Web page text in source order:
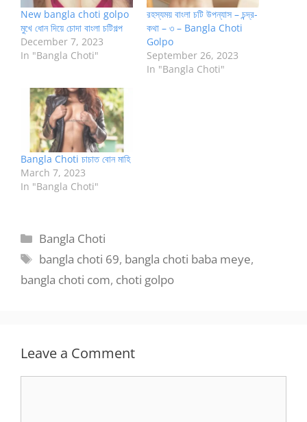
New bangla choti golpo
মুখে ধোন দিয়ে চোদা বাংলা চটিগল্প
December 7, 2023
In "Bangla Choti"
রহস্যময় বাংলা চটি উপন্যাস – চন্দ্র-
কথা – ৩ – Bangla Choti
Golpo
September 26, 2023
In "Bangla Choti"
Bangla Choti চাচাত বোন মাহি
March 7, 2023
In "Bangla Choti"
Categories
Bangla Choti
Tags
bangla choti 69, bangla choti baba meye,
bangla choti com, choti golpo
Leave a Comment